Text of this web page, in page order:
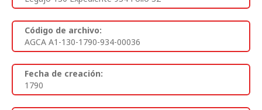
Código de archivo:
AGCA A1-130-1790-934-00036
Fecha de creación:
1790